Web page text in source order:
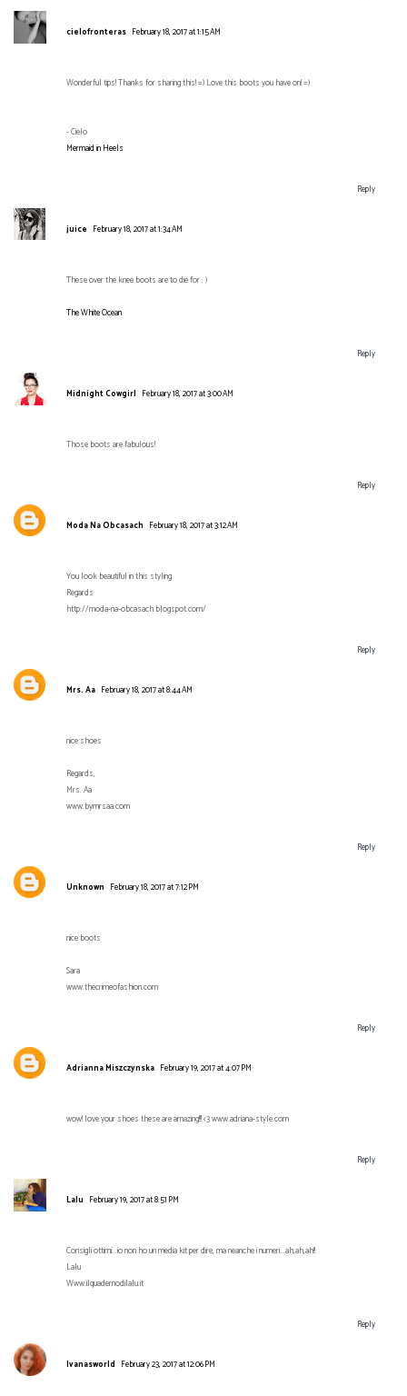
cielofronteras February 18, 2017 at 1:15 AM
Wonderful tips! Thanks for sharing this! =) Love this boots you have on! =)
- Cielo
Mermaid in Heels
Reply
juice February 18, 2017 at 1:34 AM
These over the knee boots are to die for : )
The White Ocean
Reply
Midnight Cowgirl February 18, 2017 at 3:00 AM
Those boots are fabulous!
Reply
Moda Na Obcasach February 18, 2017 at 3:12 AM
You look beautiful in this styling
Regards
http://moda-na-obcasach.blogspot.com/
Reply
Mrs. Aa February 18, 2017 at 8:44 AM
nice shoes
Regards,
Mrs. Aa
www.bymrsaa.com
Reply
Unknown February 18, 2017 at 7:12 PM
nice boots
Sara
www.thecrimeofashion.com
Reply
Adrianna Miszczynska February 19, 2017 at 4:07 PM
wow! love your shoes these are amazing!!! <3 www.adriana-style.com
Reply
Lalu February 19, 2017 at 8:51 PM
Consigli ottimi...io non ho un media kit per dire, ma neanche i numeri...ah,ah,ah!!
Lalu
Www.ilquadernodilalu.it
Reply
Ivanasworld February 23, 2017 at 12:06 PM